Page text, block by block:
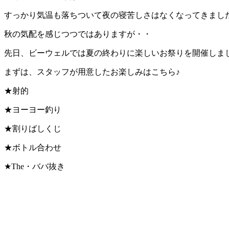
すっかり気温も落ちついて夜の寝苦しさはなくなってきまし
秋の気配を感じつつではありますが・・
先日、ビーウェルでは夏の終わりに楽しいお祭りを開催しま
まずは、スタッフが用意したお楽しみはこちら♪
★射的
★ヨーヨー釣り
★割りばしくじ
★ボトル合わせ
★The・ババ抜き